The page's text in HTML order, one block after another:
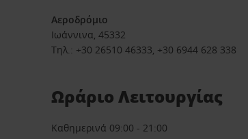
Αεροδρόμιο
Ιωάννινα, 45332
Τηλ.: +30 26510 46333, +30 6944 628 338
Ωράριο Λειτουργίας
Καθημερινά 09:00 - 21:00